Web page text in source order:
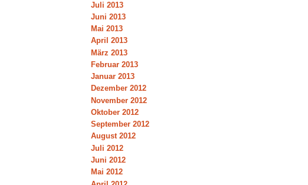
Juli 2013
Juni 2013
Mai 2013
April 2013
März 2013
Februar 2013
Januar 2013
Dezember 2012
November 2012
Oktober 2012
September 2012
August 2012
Juli 2012
Juni 2012
Mai 2012